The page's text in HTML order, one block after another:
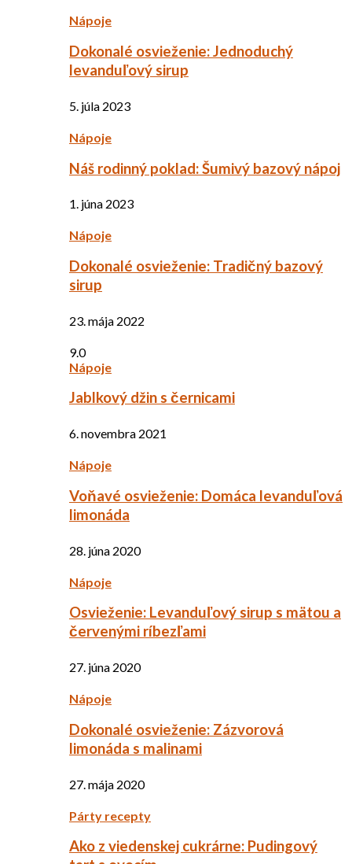
Nápoje
Dokonalé osvieženie: Jednoduchý
levanduľový sirup
5. júla 2023
Nápoje
Náš rodinný poklad: Šumivý bazový nápoj
1. júna 2023
Nápoje
Dokonalé osvieženie: Tradičný bazový
sirup
23. mája 2022
9.0
Nápoje
Jablkový džin s černicami
6. novembra 2021
Nápoje
Voňavé osvieženie: Domáca levanduľová
limonáda
28. júna 2020
Nápoje
Osvieženie: Levanduľový sirup s mätou a
červenými ríbezľami
27. júna 2020
Nápoje
Dokonalé osvieženie: Zázvorová
limonáda s malinami
27. mája 2020
Párty recepty
Ako z viedenskej cukrárne: Pudingový